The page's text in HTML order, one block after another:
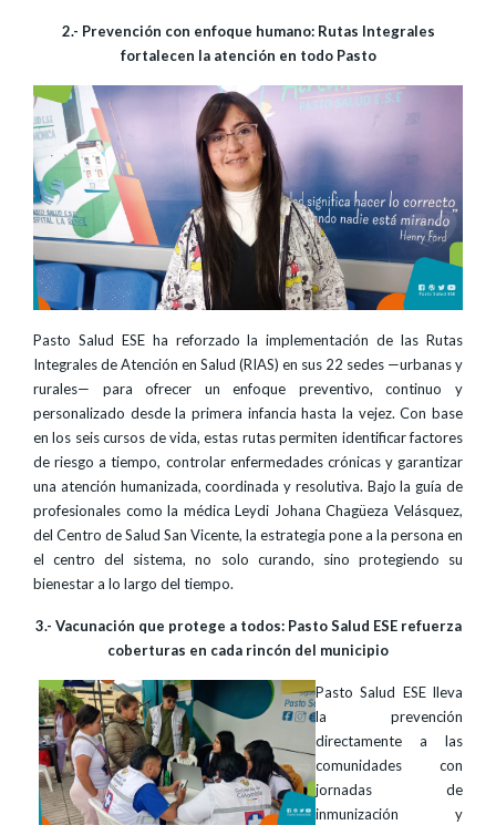
2.- Prevención con enfoque humano: Rutas Integrales
fortalecen la atención en todo Pasto
Pasto Salud ESE ha reforzado la implementación de las Rutas
Integrales de Atención en Salud (RIAS) en sus 22 sedes —urbanas y
rurales— para ofrecer un enfoque preventivo, continuo y
personalizado desde la primera infancia hasta la vejez. Con base
en los seis cursos de vida, estas rutas permiten identificar factores
de riesgo a tiempo, controlar enfermedades crónicas y garantizar
una atención humanizada, coordinada y resolutiva. Bajo la guía de
profesionales como la médica Leydi Johana Chagüeza Velásquez,
del Centro de Salud San Vicente, la estrategia pone a la persona en
el centro del sistema, no solo curando, sino protegiendo su
bienestar a lo largo del tiempo.
3.- Vacunación que protege a todos: Pasto Salud ESE refuerza
coberturas en cada rincón del municipio
Pasto Salud ESE lleva
la prevención
directamente a las
comunidades con
jornadas de
inmunización y